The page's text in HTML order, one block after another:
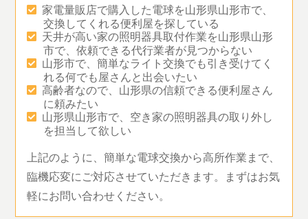
家電量販店で購入した電球を山形県山形市で、
交換してくれる便利屋を探している
天井が高い家の照明器具取付作業を山形県山形
市で、依頼できる代行業者が見つからない
山形市で、簡単なライト交換でも引き受けてく
れる何でも屋さんと出会いたい
高齢者なので、山形県の信頼できる便利屋さん
に頼みたい
山形県山形市で、空き家の照明器具の取り外し
を担当して欲しい
上記のように、簡単な電球交換から高所作業まで、
臨機応変にご対応させていただきます。まずはお気
軽にお問い合わせください。